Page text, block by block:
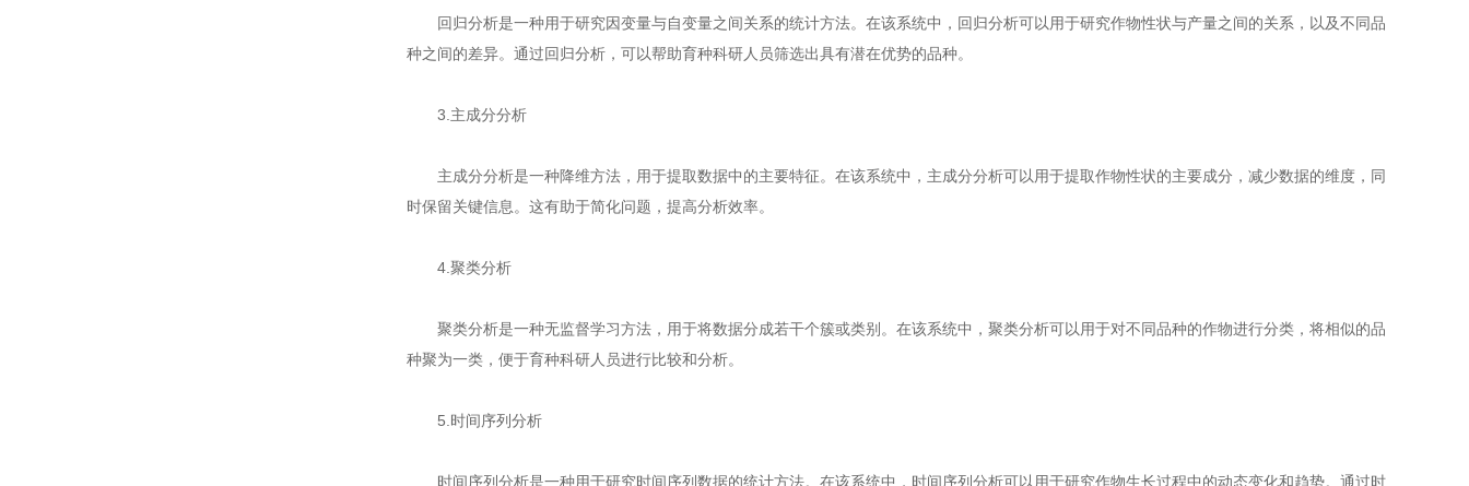
回归分析是一种用于研究因变量与自变量之间关系的统计方法。在该系统中，回归分析可以用于研究作物性状与产量之间的关系，以及不同品
种之间的差异。通过回归分析，可以帮助育种科研人员筛选出具有潜在优势的品种。
3.主成分分析
主成分分析是一种降维方法，用于提取数据中的主要特征。在该系统中，主成分分析可以用于提取作物性状的主要成分，减少数据的维度，同
时保留关键信息。这有助于简化问题，提高分析效率。
4.聚类分析
聚类分析是一种无监督学习方法，用于将数据分成若干个簇或类别。在该系统中，聚类分析可以用于对不同品种的作物进行分类，将相似的品
种聚为一类，便于育种科研人员进行比较和分析。
5.时间序列分析
时间序列分析是一种用于研究时间序列数据的统计方法。在该系统中，时间序列分析可以用于研究作物生长过程中的动态变化和趋势。通过时